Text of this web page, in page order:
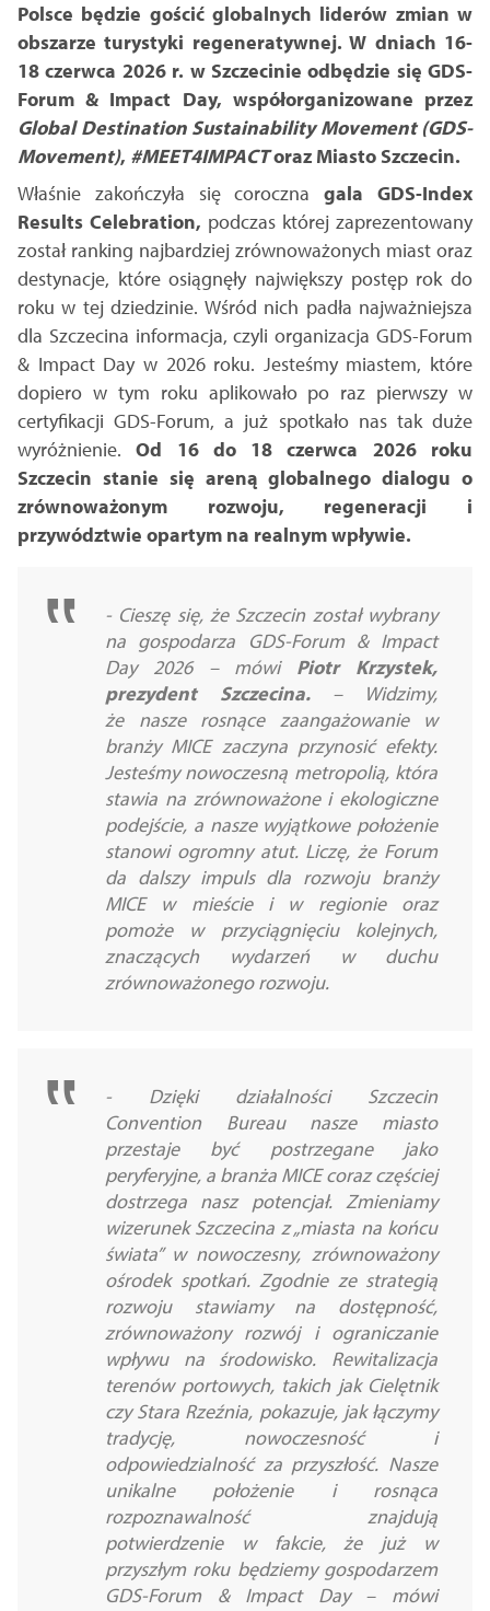
Polsce będzie gościć globalnych liderów zmian w
obszarze turystyki regeneratywnej. W dniach 16-
18 czerwca 2026 r. w Szczecinie odbędzie się GDS-
Forum & Impact Day, współorganizowane przez
Global Destination Sustainability Movement (GDS-
Movement), #MEET4IMPACToraz Miasto Szczecin.
Właśnie zakończyła się corocznagala GDS-Index
Results Celebration, podczas której zaprezentowany
został ranking najbardziej zrównoważonych miast oraz
destynacje, które osiągnęły największy postęp rok do
roku w tej dziedzinie. Wśród nich padła najważniejsza
dla Szczecina informacja, czyli organizacja GDS-Forum
& Impact Day w 2026 roku. Jesteśmy miastem, które
dopiero w tym roku aplikowało po raz pierwszy w
certyfikacji GDS-Forum, a już spotkało nas tak duże
wyróżnienie.Od 16 do 18 czerwca 2026 roku
Szczecin stanie się areną globalnego dialogu o
zrównoważonym rozwoju, regeneracji i
przywództwie opartym na realnym wpływie.
- Cieszę się, że Szczecin został wybrany
na gospodarza GDS-Forum & Impact
Day 2026– mówi Piotr Krzystek,
prezydent Szczecina.–
Widzimy,
że nasze rosnące zaangażowanie w
branży MICE zaczyna przynosić efekty.
Jesteśmy nowoczesną metropolią, która
stawia na zrównoważone i ekologiczne
podejście, a nasze wyjątkowe położenie
stanowi ogromny atut. Liczę, że Forum
da dalszy impuls dla rozwoju branży
MICE w mieście i w regionie oraz
pomoże w przyciągnięciu kolejnych,
znaczących wydarzeń w duchu
zrównoważonego rozwoju.
- Dzięki działalności Szczecin
Convention Bureau nasze miasto
przestaje być postrzegane jako
peryferyjne, a branża MICE coraz częściej
dostrzega nasz potencjał. Zmieniamy
wizerunek Szczecina z „miasta na końcu
świata” w nowoczesny, zrównoważony
ośrodek spotkań. Zgodnie ze strategią
rozwoju stawiamy na dostępność,
zrównoważony rozwój i ograniczanie
wpływu na środowisko. Rewitalizacja
terenów portowych, takich jak Cielętnik
czy Stara Rzeźnia, pokazuje, jak łączymy
tradycję, nowoczesność i
odpowiedzialność za przyszłość. Nasze
unikalne położenie i rosnąca
rozpoznawalność znajdują
potwierdzenie w fakcie, że już w
przyszłym roku będziemy gospodarzem
GDS-Forum & Impact Day–
mówi